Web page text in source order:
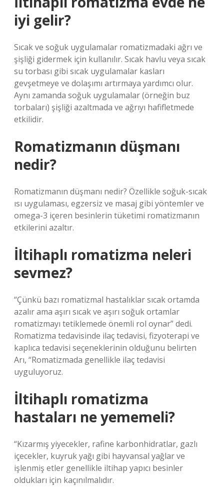
iyi gelir?
Sıcak ve soğuk uygulamalar romatizmadaki ağrı ve
şişliği gidermek için kullanılır. Sıcak havlu veya sıcak
su torbası gibi sıcak uygulamalar kasları
gevşetmeye ve dolaşımı artırmaya yardımcı olur.
Aynı zamanda soğuk uygulamalar (örneğin buz
torbaları) şişliği azaltmada ve ağrıyı hafifletmede
etkilidir.
Romatizmanın düşmanı
nedir?
Romatizmanın düşmanı nedir? Özellikle soğuk-sıcak
ısı uygulaması, egzersiz ve masaj gibi yöntemler ve
omega-3 içeren besinlerin tüketimi romatizmanın
etkilerini azaltır.
İltihaplı romatizma neleri
sevmez?
“Çünkü bazı romatizmal hastalıklar sıcak ortamda
azalır ama aşırı sıcak ve aşırı soğuk ortamlar
romatizmayı tetiklemede önemli rol oynar” dedi.
Romatizma tedavisinde ilaç tedavisi, fizyoterapi ve
kaplıca tedavisi seçeneklerinin olduğunu belirten
Arı, “Romatizmada genellikle ilaç tedavisi
uyguluyoruz.
İltihaplı romatizma
hastaları ne yememeli?
“Kızarmış yiyecekler, rafine karbonhidratlar, gazlı
içecekler, kuyruk yağı gibi hayvansal yağlar ve
işlenmiş etler genellikle iltihap yapıcı besinler
oldukları için kaçınılmalıdır.